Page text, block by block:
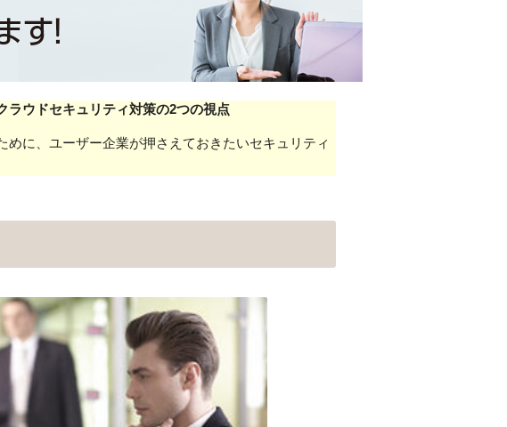
ラウドセキュリティ対策の2つの視点
に、ユーザー企業が押さえておきたいセキュリティ